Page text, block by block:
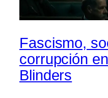
Fascismo,
corrupción
Blinders